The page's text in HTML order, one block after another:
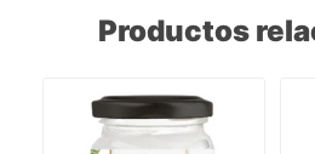
Productos